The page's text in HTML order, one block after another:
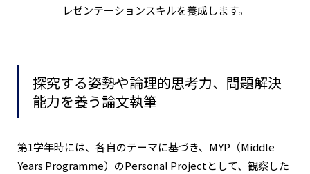
レゼンテーションスキルを養成します。
探究する姿勢や論理的思考力、問題解決
能力を養う論文執筆
第1学年時には、各自のテーマに基づき、MYP（Middle
Years Programme）のPersonal Projectとして、観察した